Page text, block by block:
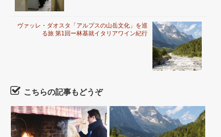
ヴァッレ・ダオスタ「アルプスの山岳文化」を巡
る旅 第1回ー林基就イタリアワイン紀行
こちらの記事もどうぞ